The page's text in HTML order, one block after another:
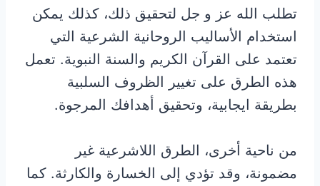
تطلب الله عز و جل لتحقيق ذلك، كذلك يمكن
استخدام الأساليب الروحانية الشرعية التي
تعتمد على القرآن الكريم والسنة النبوية. تعمل
هذه الطرق على تغيير الظروف السلبية
بطريقة ايجابية، وتحقيق أهدافك المرجوة.
من ناحية أخرى، الطرق اللاشرعية غير
مضمونة، وقد تؤدي إلى الخسارة والكارثة. كما